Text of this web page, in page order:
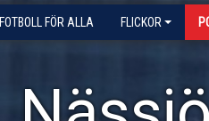
FOTBOLL FÖR ALLA FLICKOR